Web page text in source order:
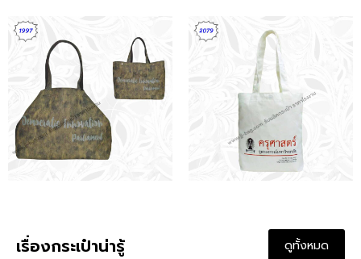
เรื่องกระเป๋าน่ารู้ ดูทั้งหมด